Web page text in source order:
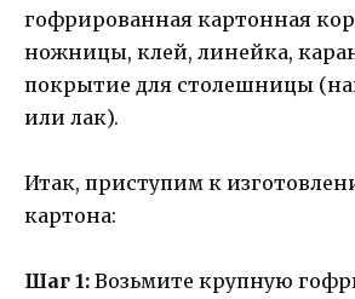
гофрированная картонная
ножницы, клей, линейка,
покрытие для столешницы
или лак).
Итак, приступим к
картона:
Шаг 1: Возьмите крупную